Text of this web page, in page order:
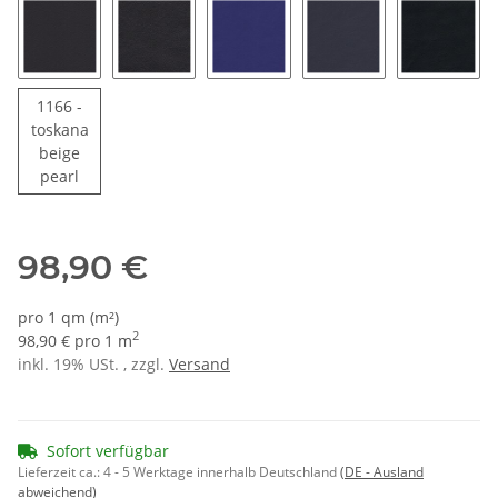
1151 - schwarz
1166 -
toskana
beige
pearl
98,90 €
pro 1 qm (m²)
98,90 € pro 1 m2
inkl. 19% USt. , zzgl. Versand
Sofort verfügbar
Lieferzeit ca.:4 - 5 Werktage innerhalb Deutschland(DE - Ausland
abweichend)